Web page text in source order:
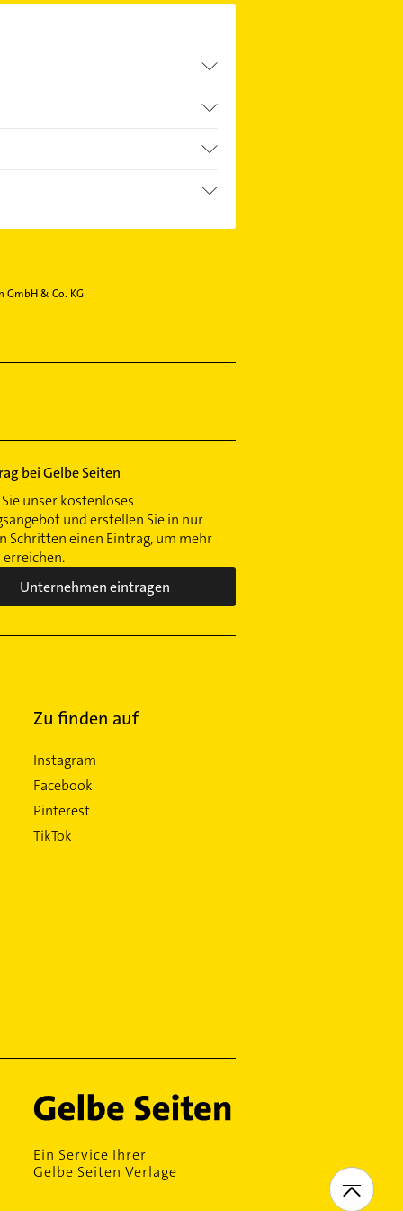
GmbH & Co. KG
bei Gelbe Seiten
unser kostenloses
und erstellen Sie in nur
Schritten einen Eintrag, um mehr
erreichen.
Unternehmen eintragen
Zu finden auf
Instagram
Facebook
Pinterest
TikTok
Ein Service Ihrer
Gelbe Seiten Verlage